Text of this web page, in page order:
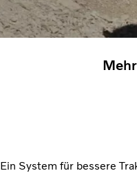
Ein System für bessere